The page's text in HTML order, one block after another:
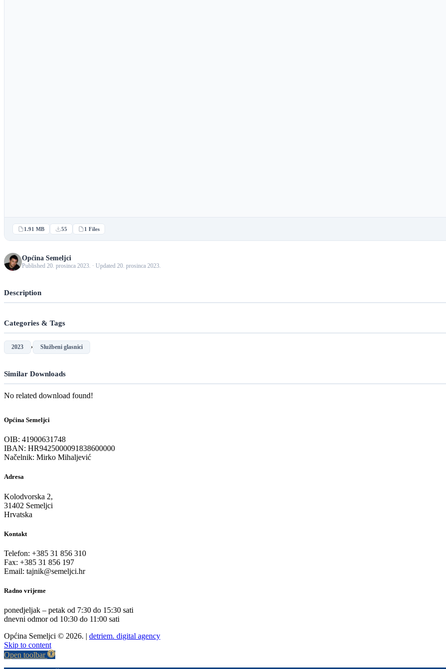
1.91 MB 55 1 Files
Općina Semeljci
Published 20. prosinca 2023. · Updated 20. prosinca 2023.
Description
Categories & Tags
2023 , Službeni glasnici
Similar Downloads
No related download found!
Općina Semeljci
OIB: 41900631748
IBAN: HR9425000091838600000
Načelnik: Mirko Mihaljević
Adresa
Kolodvorska 2,
31402 Semeljci
Hrvatska
Kontakt
Telefon: +385 31 856 310
Fax: +385 31 856 197
Email: tajnik@semeljci.hr
Radno vrijeme
ponedjeljak – petak od 7:30 do 15:30 sati
dnevni odmor od 10:30 do 11:00 sati
Općina Semeljci © 2026. | detriem. digital agency
Skip to content
Open toolbar